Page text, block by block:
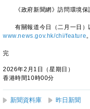
《政府新聞網》訪問環境保
有關報道今日（二月一日）
www.news.gov.hk/chi/feature。
完
2026年2月1日（星期日）
香港時間10時00分
新聞資料庫 昨日新聞